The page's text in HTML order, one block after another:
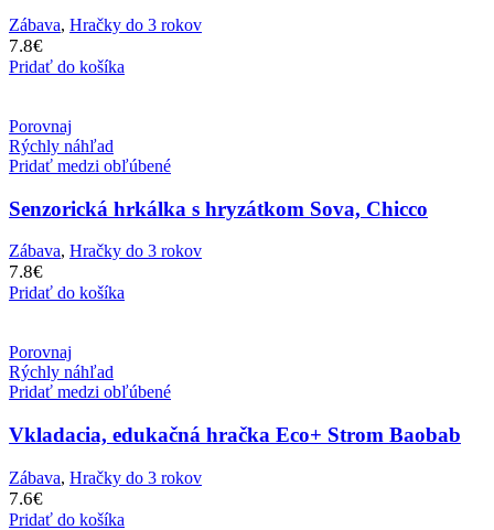
Zábava, Hračky do 3 rokov
7.8€
Pridať do košíka
Porovnaj
Rýchly náhľad
Pridať medzi obľúbené
Senzorická hrkálka s hryzátkom Sova, Chicco
Zábava, Hračky do 3 rokov
7.8€
Pridať do košíka
Porovnaj
Rýchly náhľad
Pridať medzi obľúbené
Vkladacia, edukačná hračka Eco+ Strom Baobab
Zábava, Hračky do 3 rokov
7.6€
Pridať do košíka